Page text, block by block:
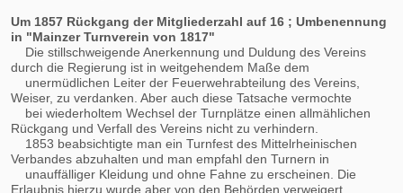
Um 1857 Rückgang der Mitgliederzahl auf 16 ; Umbenennung
in "Mainzer Turnverein von 1817"
Die stillschweigende Anerkennung und Duldung des Vereins
durch die Regierung ist in weitgehendem Maße dem
unermüdlichen Leiter der Feuerwehrabteilung des Vereins,
Weiser, zu verdanken. Aber auch diese Tatsache vermochte
bei wiederholtem Wechsel der Turnplätze einen allmählichen
Rückgang und Verfall des Vereins nicht zu verhindern.
1853 beabsichtigte man ein Turnfest des Mittelrheinischen
Verbandes abzuhalten und man empfahl den Turnern in
unauffälliger Kleidung und ohne Fahne zu erscheinen. Die
Erlaubnis hierzu wurde aber von den Behörden verweigert